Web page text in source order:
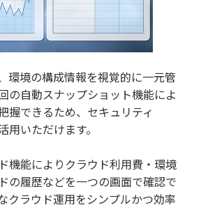
環境の構成情報を視覚的に一元管
の自動スナップショット機能によ
握できるため、セキュリティ
用いただけます。
機能によりクラウド利用費・環境
の履歴などを一つの画面で確認で
クラウド運用をシンプルかつ効率